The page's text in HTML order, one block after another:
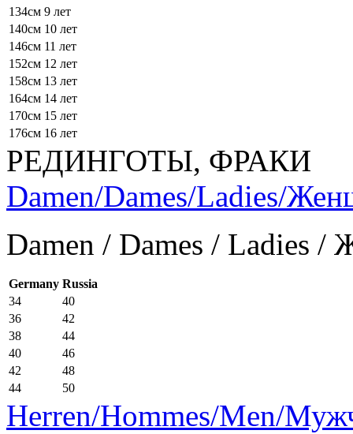
134см 9 лет
140см 10 лет
146см 11 лет
152см 12 лет
158см 13 лет
164см 14 лет
170см 15 лет
176см 16 лет
РЕДИНГОТЫ, ФРАКИ
Damen/Dames/Ladies/
Damen / Dames / Ladies
Germany Russia
34
40
36
42
38
44
40
46
42
48
44
50
Herren/Hommes/Men/